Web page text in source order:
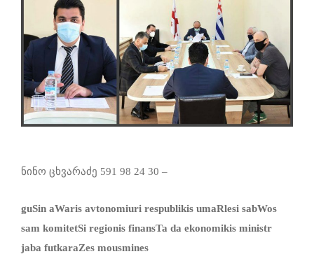
ნინო ცხვარაძე 591 98 24 30 –
guSin aWaris avtonomiuri respublikis umaRlesi sabWos
sam komitetSi regionis finansTa da ekonomikis ministr
jaba futkaraZes mousmines